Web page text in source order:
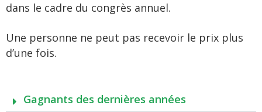
dans le cadre du congrès annuel.
Une personne ne peut pas recevoir le prix plus
d’une fois.
Gagnants des dernières années